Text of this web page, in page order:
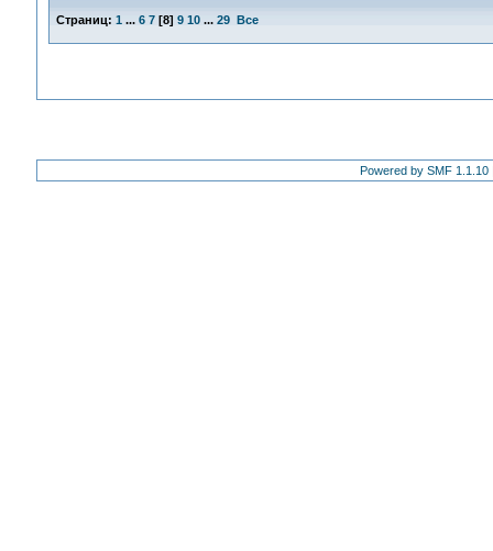
Страниц: 1 ... 6 7[8] 9 10 ... 29 Все
Powered by SMF 1.1.10